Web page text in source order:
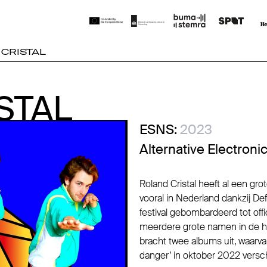
ESNS: 2023
Alternative Electronic
Roland Cristal heeft al een
vooral in Nederland dankzij
festival gebombardeerd tot
meerdere grote namen in de
bracht twee albums uit,
danger’ in oktober 2022